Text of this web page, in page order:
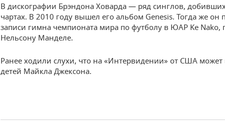
В дискографии Брэндона Ховарда — ряд синглов,
чартах. В 2010 году вышел его альбом Genesis. Тогда же он
записи гимна чемпионата мира по футболу в ЮАР Ke Nako,
Нельсону Манделе.
Ранее ходили слухи, что на «Интервидении» от США может
детей Майкла Джексона.